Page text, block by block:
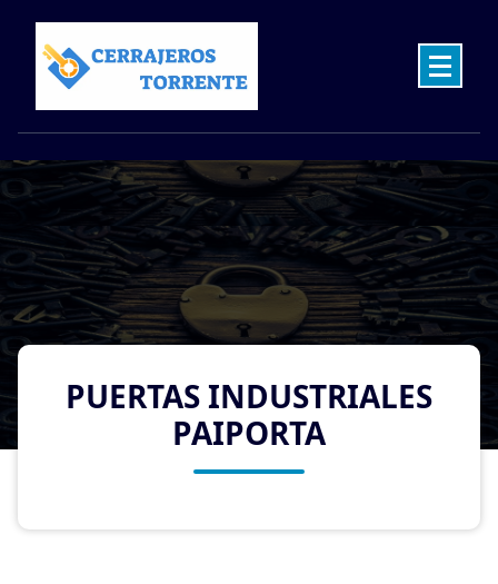
content
PUERTAS INDUSTRIALES
PAIPORTA